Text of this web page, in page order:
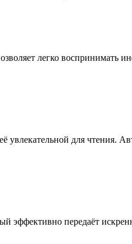
легко
увлекательной для чтения.
эффективно передаёт